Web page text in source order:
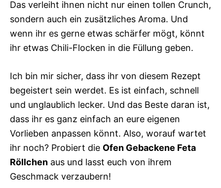
Das verleiht ihnen nicht nur einen tollen Crunch,
sondern auch ein zusätzliches Aroma. Und
wenn ihr es gerne etwas schärfer mögt, könnt
ihr etwas Chili-Flocken in die Füllung geben.
Ich bin mir sicher, dass ihr von diesem Rezept
begeistert sein werdet. Es ist einfach, schnell
und unglaublich lecker. Und das Beste daran ist,
dass ihr es ganz einfach an eure eigenen
Vorlieben anpassen könnt. Also, worauf wartet
ihr noch? Probiert die Ofen Gebackene Feta
Röllchen aus und lasst euch von ihrem
Geschmack verzaubern!